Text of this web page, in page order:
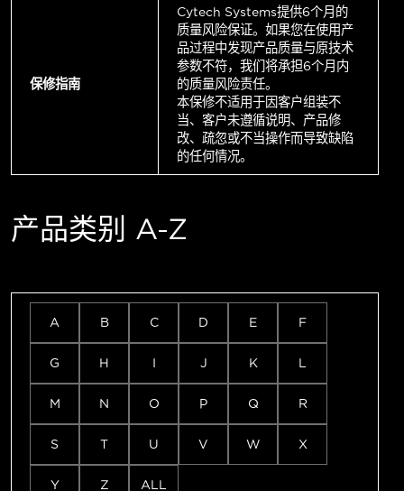
保修指南
Cytech Systems提供6个月的
质量风险保证。如果您在使用产
品过程中发现产品质量与原技术
参数不符，我们将承担6个月内
的质量风险责任。
本保修不适用于因客户组装不
当、客户未遵循说明、产品修
改、疏忽或不当操作而导致缺陷
的任何情况。
产品类别 A-Z
A B C D E F
G H I J K L
M N O P Q R
S T U V W X
Y Z ALL